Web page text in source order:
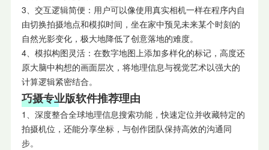
3、交互逻辑简便：用户可以像使用真实相机一样在程序内自
由切换拍摄地点和模拟时间，坐在家中预见未来某个时刻的
自然光影变化，极大地降低了创意落地的难度。
4、模拟构图灵活：在数字地图上添加多样化的标记，高度还
原大脑中构想的画面层次，将地理信息与视觉艺术以强大的
计算逻辑紧密结合。
巧摄专业版软件推荐理由
1、深度整合全球地理信息搜索功能，快速定位并收藏特定的
拍摄机位，还能分享坐标，与创作团队保持高效的沟通同
步。